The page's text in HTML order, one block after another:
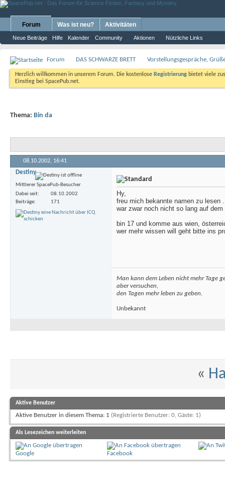
Forum
Neue Beiträge Hilfe Kalender Community Aktionen Nützliche Links
Was ist neu? Aktivitäten
Forum DAS SCHWARZE BRETT Vorstellungsgespräche,
Herzlich willkommen in unserem Forum. Die kostenlose Registrierung bietet viele
Einstieg bei SpacePub.net.
Thema: Bin da
08.10.2002, 16:41
Destiny
Mittlerer SpacePub-Besucher
Dabei seit
08.10.2002
Beiträge
171
Hy,
freu mich bekannte namen zu lesen .
war zwar noch nicht so lang auf
bin 17 und komme aus wien,
wer mehr wissen will geht bitte ins
Man kann dem Leben nicht mehr Tage
aber versuchen,
den Tagen mehr leben zu geben.
Unbekannt
«
Aktive Benutzer
Aktive Benutzer in diesem Thema: 1 (Registrierte Benutzer: 0, Gäste: 1)
Als Lesezeichen weiterleiten
Google Facebook